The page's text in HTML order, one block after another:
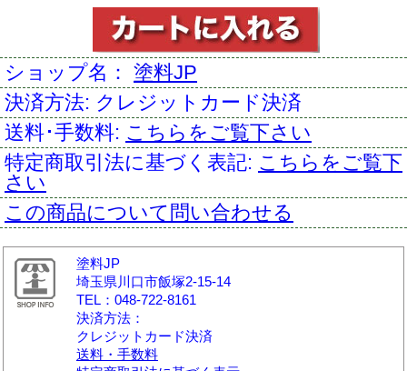
ショップ名： 塗料JP
決済方法: クレジットカード決済
送料･手数料: こちらをご覧下さい
特定商取引法に基づく表記: こちらをご覧下
さい
この商品について問い合わせる
塗料JP
埼玉県川口市飯塚2-15-14
TEL：048-722-8161
決済方法：
クレジットカード決済
送料・手数料